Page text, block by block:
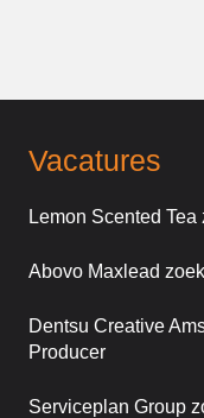
Vacatures
Lemon Scented
Abovo Maxlead
Dentsu Creative
Producer
Serviceplan Group